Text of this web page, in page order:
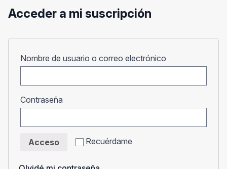
Acceder a mi suscripción
Nombre de usuario o correo electrónico
Contraseña
Recuérdame
Acceso